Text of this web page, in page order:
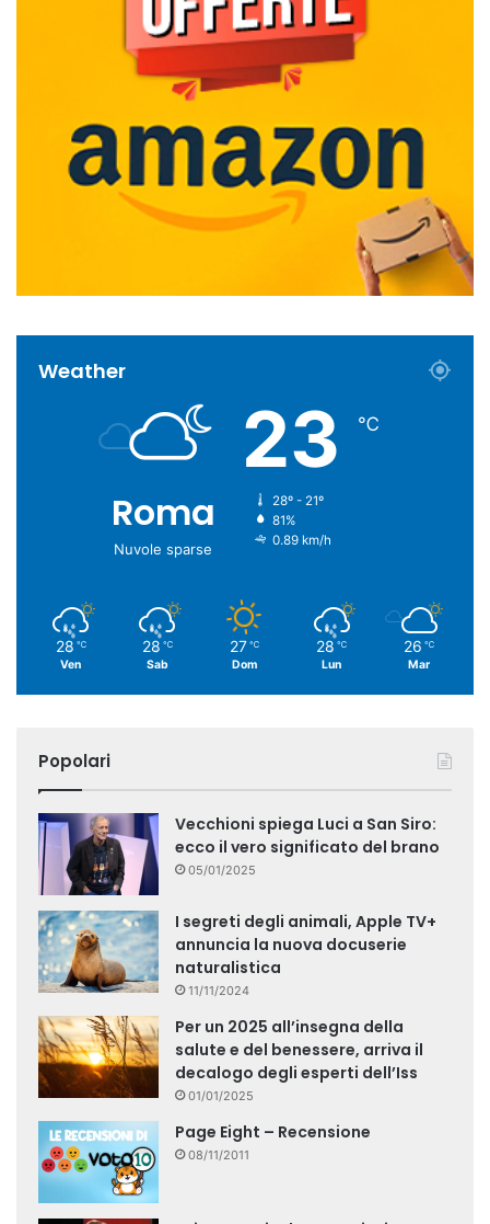
Weather
Roma
Nuvole sparse
23 ℃
28º - 21º
81%
0.89 km/h
28 ℃
Ven
28 ℃
Sab
27 ℃
Dom
28 ℃
Lun
26 ℃
Mar
Popolari
Vecchioni spiega Luci a San Siro:
ecco il vero significato del brano
05/01/2025
I segreti degli animali, Apple TV+
annuncia la nuova docuserie
naturalistica
11/11/2024
Per un 2025 all’insegna della
salute e del benessere, arriva il
decalogo degli esperti dell’Iss
01/01/2025
Page Eight – Recensione
08/11/2011